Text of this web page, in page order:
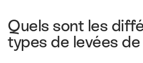
Quels sont les
types de levées